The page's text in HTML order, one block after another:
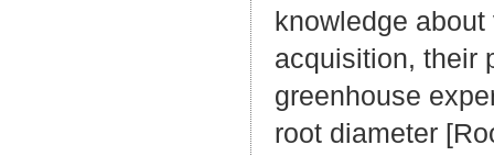
knowledge
acquisition, their
greenhouse
root diameter